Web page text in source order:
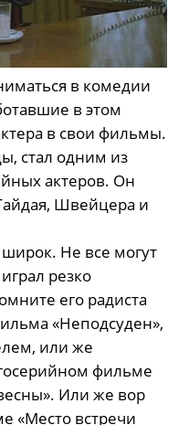
в комедии
в этом
в свои фильмы.
стал одним из
актеров. Он
Швейцера и
Не все могут
резко
его радиста
«Неподсуден»,
или же
фильме
Или же вор
«Место встречи